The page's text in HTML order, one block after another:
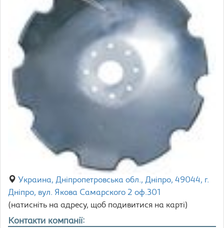
Украина, Дніпропетровська обл., Дніпро, 49044, г.
Дніпро, вул. Якова Самарского 2 оф.301
(натисніть на адресу, щоб подивитися на карті)
Контакти компанії: